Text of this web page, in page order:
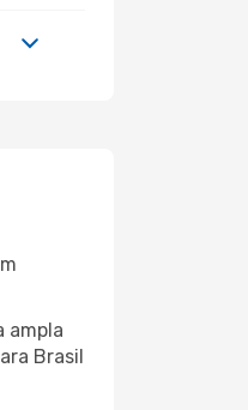
ampla
Brasil